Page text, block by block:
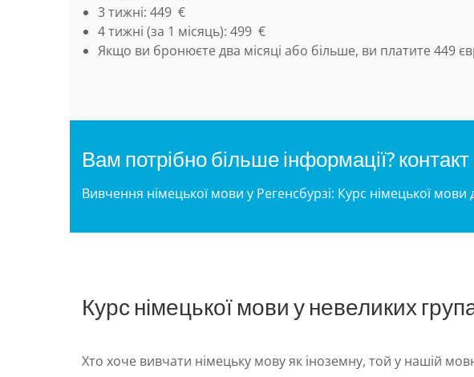
3 тижні: 449 €
4 тижні (за 1 місяць): 499 €
Якщо ви бронюєте два місяці або більше, ви платите 449
Вам потрібно більше інформації? контакт
Вивчення німецької мови у Регенсбурзі: Курс німецької мови
Курс німецької мови у невеликих
Хто хоче вивчати німецьку мову як іноземну, той у нашій